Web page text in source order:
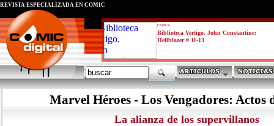
critica
Biblioteca Vertigo. John Constantine:
Hellblazer # 11-13
REVISTA ESPECIALIZADA EN CÓMIC
Marvel Héroes - Los Vengadores: Actos
La alianza de los supervillanos